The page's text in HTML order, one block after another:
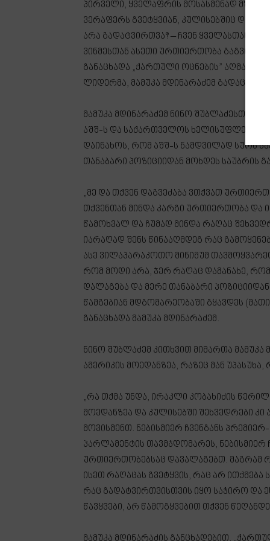
პირველი, ყველაფრის მოსასმენად მზად
ვერაფერს გვეტყვიან, კულისებშიც და
არა გადატვირთვა? – ჩვენ ყველასთან
ვინმესთან ასეთი ურთიერთობა
განაცხადა „ქართული ოცნების”
ლიდერმა, მამუკა მდინარაძემ
მამუკა მდინარაძემ ნინო შუბლაძესთან
აშშ-ს და საქართველოს ხელისუფლებას
დაინახოს, რომ აშშ-ს ნამდვილად სურს
თანაბარი პოზიციიდან მოხდეს საუბრის
„მე და თქვენ დაგვეძაბა ვთქვათ
თქვენთან მინდა კარგი ურთიერთობა და
წამოხვალ და ჩუმად მინდა რაღაც
იარაღად შენს წინააღმდეგ რაც
ასე ვილაპარაკოთო მინიმუმ
რომ მოდი არა, ჯერ რაღაც დამანახე,
დალაგება და მერე თანაბარი
წამგებიან მდგომარეობაში გყავდეს
განაცხადა მამუკა მდინარაძემ.
ნინო შუბლაძემ კითხვით მიმართა
ამერიკის მოედანზეა, რაზეც მან
„რა თქმა უნდა, ირაკლი კობახიძის
მოედანზეა და კულისებში შეხვედრები კი
მოვისმენთ. ნებისმიერ ჩვენგანს
პარლამენტის თავმჯდომარეს, ნებისმიერ
ურთიერთობებსაც დავალაგებთ. მაგრამ
ისეთ რაღაცას გვეტყვის, რაც არ
რაც გადატვირთვისთვის იყო საჭირო და ეს
წავყვები, არ წამოგყვებით თქვენ
მამუკა მდინარაძის განცხადებით,